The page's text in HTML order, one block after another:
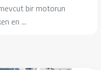
bir motorun
en ...